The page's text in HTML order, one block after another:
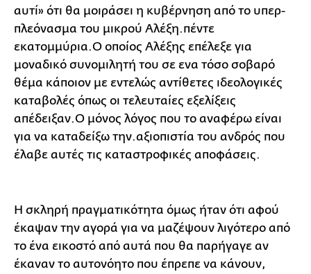
αυτί» ότι θα μοιράσει η κυβέρνηση από το υπερ-
πλεόνασμα του μικρού Αλέξη.πέντε
εκατομμύρια.Ο οποίος Αλέξης επέλεξε για
μοναδικό συνομιλητή του σε ενα τόσο σοβαρό
θέμα κάποιον με εντελώς αντίθετες ιδεολογικές
καταβολές όπως οι τελευταίες εξελίξεις
απέδειξαν.Ο μόνος λόγος που το αναφέρω είναι
για να καταδείξω την.αξιοπιστία του ανδρός που
έλαβε αυτές τις καταστροφικές αποφάσεις.
Η σκληρή πραγματικότητα όμως ήταν ότι αφού
έκαψαν την αγορά για να μαζέψουν λιγότερο από
το ένα εικοστό από αυτά που θα παρήγαγε αν
έκαναν το αυτονόητο που έπρεπε να κάνουν,